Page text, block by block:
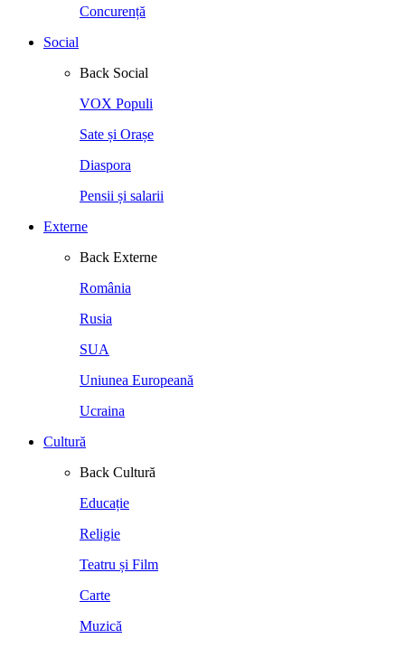
Concurență
Social
Back Social
VOX Populi
Sate și Orașe
Diaspora
Pensii și salarii
Externe
Back Externe
România
Rusia
SUA
Uniunea Europeană
Ucraina
Cultură
Back Cultură
Educație
Religie
Teatru și Film
Carte
Muzică